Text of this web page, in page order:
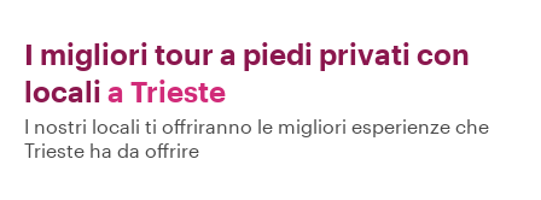
I migliori tour a piedi privati con
locali a Trieste
I nostri locali ti offriranno le migliori esperienze che
Trieste ha da offrire